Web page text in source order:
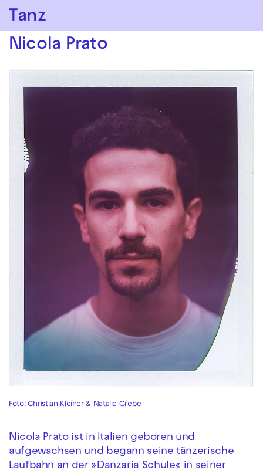
Zur Hauptnavigation springen
Zum Hauptinhalt springen
Tanz
Nicola Prato
Foto: Christian Kleiner & Natalie Grebe
Nicola Prato ist in Italien geboren und
aufgewachsen und begann seine tänzerische
Laufbahn an der »Danzaria Schule« in seiner